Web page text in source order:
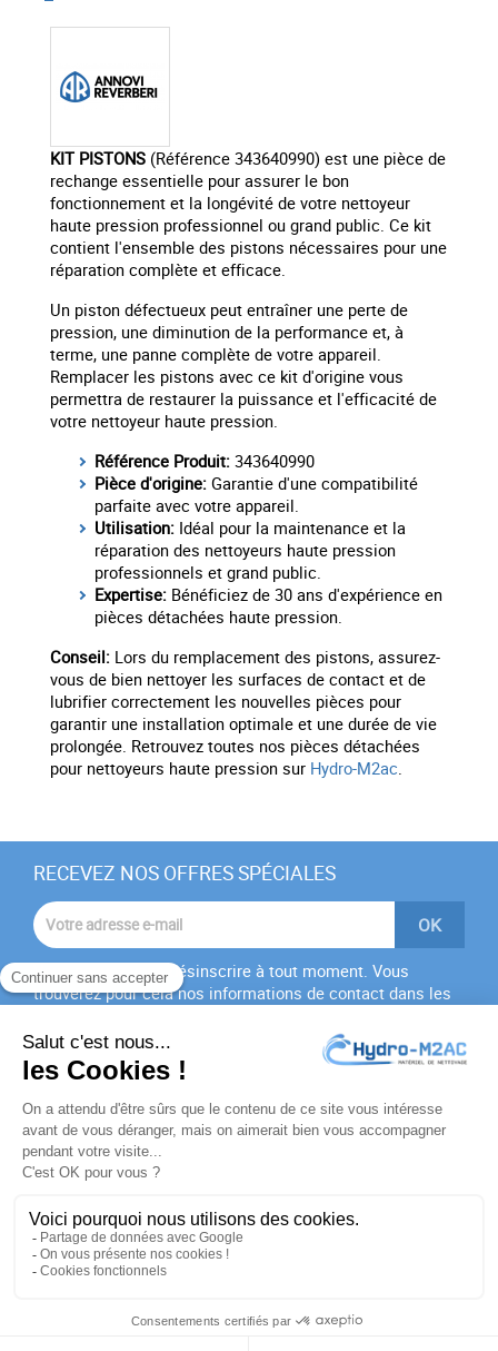
KIT PISTONS (Référence 343640990) est une pièce de
rechange essentielle pour assurer le bon
fonctionnement et la longévité de votre nettoyeur
haute pression professionnel ou grand public. Ce kit
contient l'ensemble des pistons nécessaires pour une
réparation complète et efficace.
Un piston défectueux peut entraîner une perte de
pression, une diminution de la performance et, à
terme, une panne complète de votre appareil.
Remplacer les pistons avec ce kit d'origine vous
permettra de restaurer la puissance et l'efficacité de
votre nettoyeur haute pression.
Référence Produit: 343640990
Pièce d'origine: Garantie d'une compatibilité
parfaite avec votre appareil.
Utilisation: Idéal pour la maintenance et la
réparation des nettoyeurs haute pression
professionnels et grand public.
Expertise: Bénéficiez de 30 ans d'expérience en
pièces détachées haute pression.
Conseil: Lors du remplacement des pistons, assurez-
vous de bien nettoyer les surfaces de contact et de
lubrifier correctement les nouvelles pièces pour
garantir une installation optimale et une durée de vie
prolongée. Retrouvez toutes nos pièces détachées
pour nettoyeurs haute pression sur Hydro-M2ac.
RECEVEZ NOS OFFRES SPÉCIALES
Vous pouvez vous désinscrire à tout moment. Vous
trouverez pour cela nos informations de contact dans les
J'accepte lesconditions générales
politique de
confidentialité
PRODUITS
NOTRE SOCIÉTÉ
VOTRE COMPTE